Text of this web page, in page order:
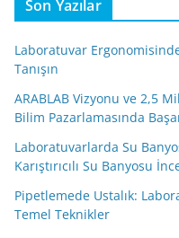
Son Yazılar
Laboratuvar
Tanışın
ARABLAB Vizyonu ve 2,5
Bilim Pazarlamasında
Laboratuvarlarda Su
Karıştırıcılı Su Banyosu
Pipetlemede Ustalık:
Temel Teknikler